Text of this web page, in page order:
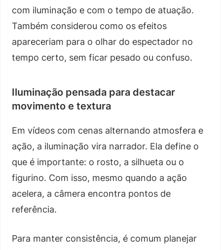
com iluminação e com o tempo de atuação.
Também considerou como os efeitos
apareceriam para o olhar do espectador no
tempo certo, sem ficar pesado ou confuso.
Iluminação pensada para destacar
movimento e textura
Em vídeos com cenas alternando atmosfera e
ação, a iluminação vira narrador. Ela define o
que é importante: o rosto, a silhueta ou o
figurino. Com isso, mesmo quando a ação
acelera, a câmera encontra pontos de
referência.
Para manter consistência, é comum planejar